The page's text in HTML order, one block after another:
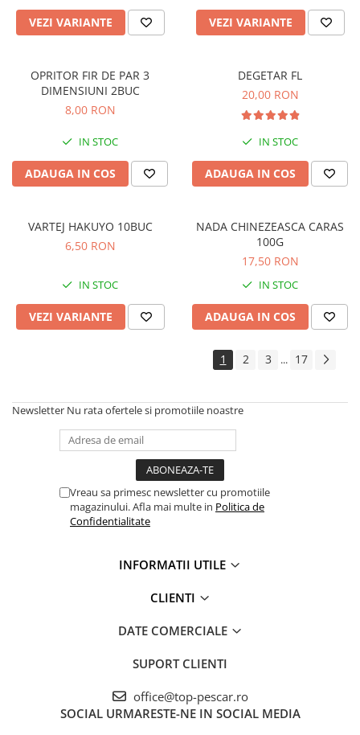
Wafters
Alune tigrate
Camping/Bagajerie
Scaune pescuit
Genti pescuit
Lanterne pescuit
Umbrele pescuit
VEZI VARIANTE VEZI VARIANTE
OPRITOR FIR DE PAR 3
DIMENSIUNI 2BUC
8,00 RON
IN STOC
ADAUGA IN COS
DEGETAR FL
20,00 RON
IN STOC
ADAUGA IN COS
VARTEJ HAKUYO 10BUC
6,50 RON
IN STOC
VEZI VARIANTE
NADA CHINEZEASCA CARAS
100G
17,50 RON
IN STOC
ADAUGA IN COS
1 2 3 ... 17
Newsletter Nu rata ofertele si promotiile noastre
Vreau sa primesc newsletter cu promotiile
magazinului. Afla mai multe in Politica de
Confidentialitate
INFORMATII UTILE
CLIENTI
DATE COMERCIALE
SUPORT CLIENTI
office@top-pescar.ro
SOCIAL URMARESTE-NE IN SOCIAL MEDIA